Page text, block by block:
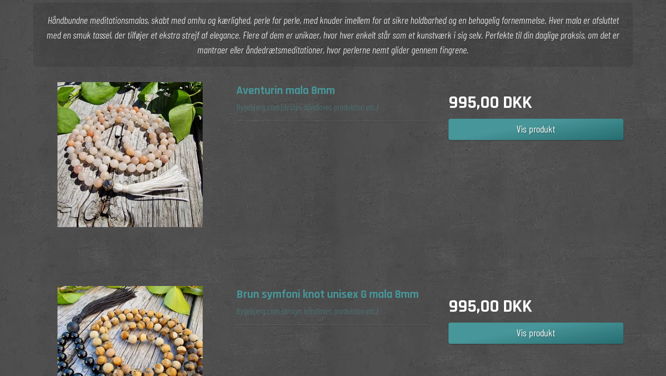
Håndbundne meditationsmalas, skabt med omhu og kærlighed, perle for perle, med knuder imellem for at sikre holdbarhed og en behagelig fornemmelse. Hver mala er afsluttet
med en smuk tassel, der tilføjer et ekstra strejf af elegance. Flere af dem er unikaer, hvor hver enkelt står som et kunstværk i sig selv. Perfekte til din daglige praksis, om det er
mantraer eller åndedrætsmeditationer, hvor perlerne nemt glider gennem fingrene.
Aventurin mala 8mm
Bygebjerg.com(design, håndlavet, produktion etc.) 995,00 DKK
Vis produkt
Brun symfoni knot unisex G mala 8mm
Bygebjerg.com(design, håndlavet, produktion etc.) 995,00 DKK
Vis produkt